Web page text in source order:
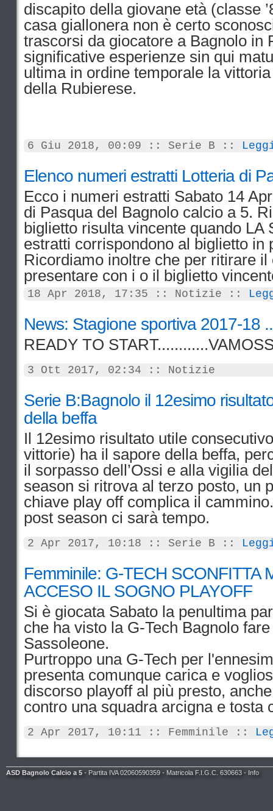
discapito della giovane età (classe
casa giallonera non è certo
trascorsi da giocatore a Bagnolo in
significative esperienze sin qui
ultima in ordine temporale la
della Rubierese.
6 Giu 2018, 00:09 :: Serie B ::
Elenco numeri estratti Lotteria di
Ecco i numeri estratti Sabato 14
di Pasqua del Bagnolo calcio a 5.
biglietto risulta vincente quando LA
estratti corrispondono al biglietto in
Ricordiamo inoltre che per ritirare
presentare con i o il biglietto
18 Apr 2018, 17:35 :: Notizie ::
News: Stagione sportiva 2017-18
READY TO
3 Ott 2017, 02:34 :: Notizie
Serie B:Bagnolo il 12esimo
della beffa
Il 12esimo risultato utile
vittorie) ha il sapore della beffa,
il sorpasso dell’Ossi e alla vigilia
season si ritrova al terzo posto, un
chiave play off complica il
post season ci sarà tempo.
2 Apr 2017, 10:18 :: Serie B ::
Femminile: G-TECH SCONFITTA
ACCESO IL SOGNO PLAYOFF
Si è giocata Sabato la penultima
che ha visto la G-Tech Bagnolo
Sassoleone.
Purtroppo una G-Tech per
presenta comunque carica e
discorso playoff al più presto,
contro una squadra arcigna e tosta
2 Apr 2017, 10:11 :: Femminile ::
ASD Bagnolo Calcio a 5 - Partita IVA 02060590359 - Matricola F.I.G.C. 630663 - Info